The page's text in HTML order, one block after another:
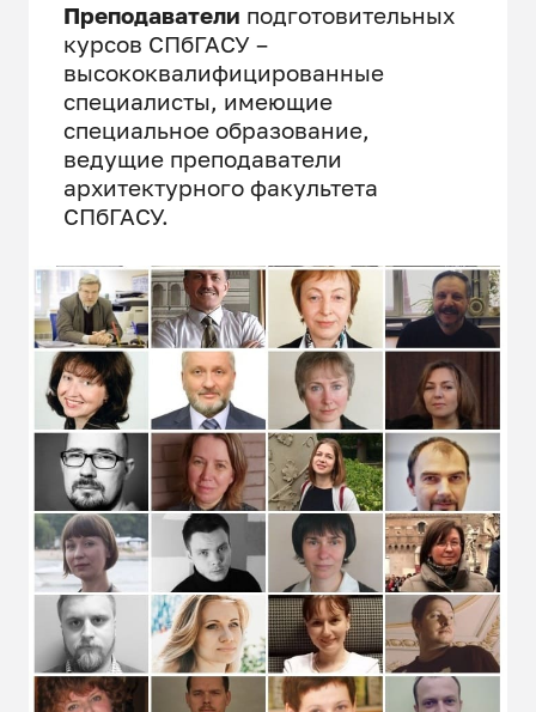
Преподаватели подготовительных
курсов СПбГАСУ –
высококвалифицированные
специалисты, имеющие
специальное образование,
ведущие преподаватели
архитектурного факультета
СПбГАСУ.